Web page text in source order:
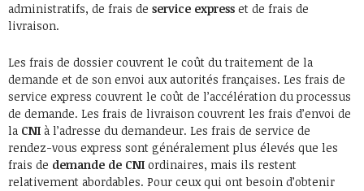
administratifs, de frais de service express et de frais de
livraison.
Les frais de dossier couvrent le coût du traitement de la
demande et de son envoi aux autorités françaises. Les frais de
service express couvrent le coût de l’accélération du processus
de demande. Les frais de livraison couvrent les frais d’envoi de
la CNI à l’adresse du demandeur. Les frais de service de
rendez-vous express sont généralement plus élevés que les
frais de demande de CNI ordinaires, mais ils restent
relativement abordables. Pour ceux qui ont besoin d’obtenir